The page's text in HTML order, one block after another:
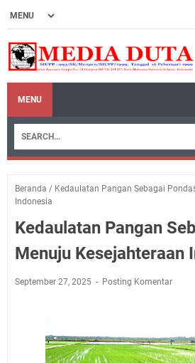
MENU
Beranda / Kedaulatan Pangan Sebagai
Indonesia
Kedaulatan Pangan
Menuju Kesejahteraan
September 27, 2025 Posting Komentar